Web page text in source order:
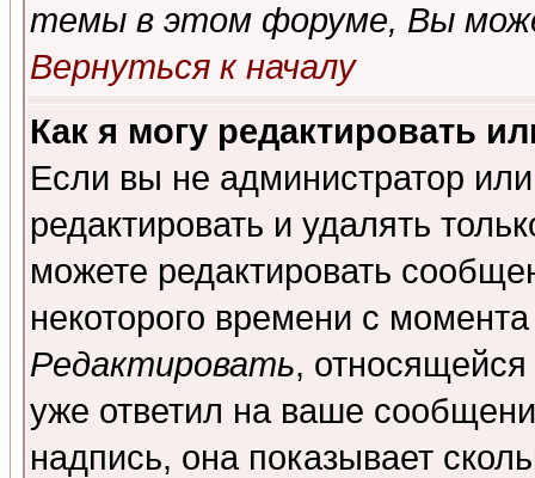
темы в этом форуме, Вы
Вернуться к началу
Как я могу редактировать
Если вы не администратор
редактировать и удалять
можете редактировать
некоторого времени с
Редактировать,
уже ответил на ваше
надпись, она показывает